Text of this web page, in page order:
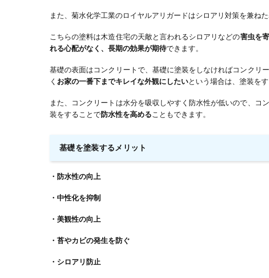
また、菊水化学工業のロイヤルアリガードはシロアリ対策を兼ねた
こちらの塗料は木造住宅の天敵と言われるシロアリなどの害虫を
れる心配がなく、長期の効果が期待できます。
基礎の表面はコンクリートで、基礎に塗装をしなければコンクリ
く お家の一番下までキレイな外観にしたいという場合は、塗装を
また、コンクリートは水分を吸収しやすく防水性が低いので、コ
装をすることで防水性を高めることもできます。
基礎を塗装するメリット
・防水性の向上
・中性化を抑制
・美観性の向上
・苔やカビの発生を防ぐ
・シロアリ防止